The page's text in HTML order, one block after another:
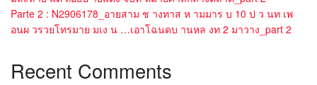
Parte 2 : N2906178_อายสาม ช างทาส ห ามมาร บ 10 ป ว นท เพ
อนผ วรวยโทรมาย มเง น …เอาโฉนดบ านหล งท 2 มาวาง_part 2
Recent Comments